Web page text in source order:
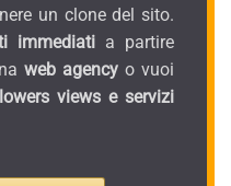
un clone del sito.
immediati a partire
web agency o vuoi
views e servizi